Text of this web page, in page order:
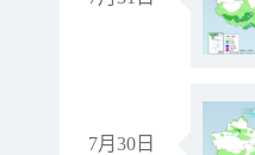
7月30日